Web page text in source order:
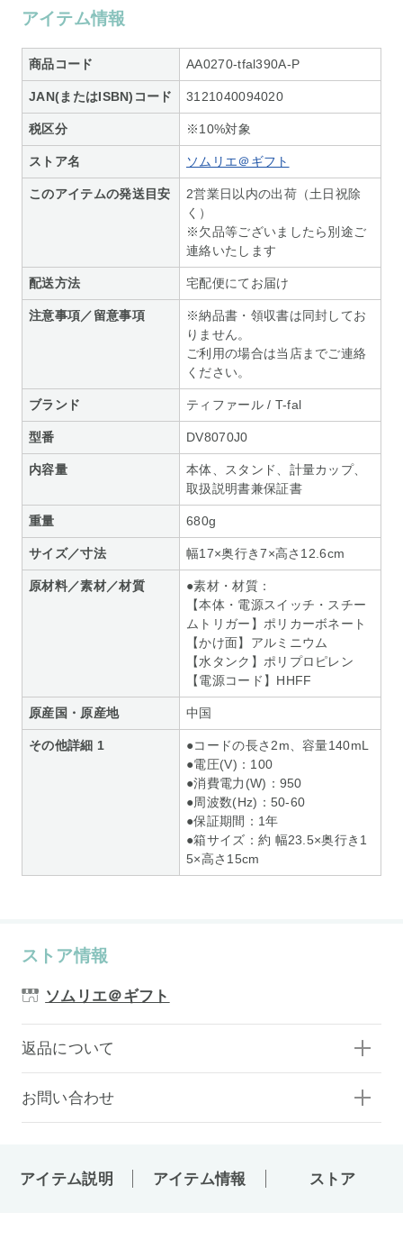
アイテム情報
商品コード AA0270-tfal390A-P
JAN(またはISBN)コード 3121040094020
税区分 ※10%対象
ストア名 ソムリエ＠ギフト
このアイテムの発送目安
2営業日以内の出荷（土日祝除
く）
※欠品等ございましたら別途ご
連絡いたします
配送方法 宅配便にてお届け
注意事項／留意事項
※納品書・領収書は同封してお
りません。
ご利用の場合は当店までご連絡
ください。
ブランド ティファール / T-fal
型番 DV8070J0
内容量
本体、スタンド、計量カップ、
取扱説明書兼保証書
重量 680g
サイズ／寸法 幅17×奥行き7×高さ12.6cm
原材料／素材／材質
●素材・材質：
【本体・電源スイッチ・スチー
ムトリガー】ポリカーボネート
【かけ面】アルミニウム
【水タンク】ポリプロピレン
【電源コード】HHFF
原産国・原産地 中国
その他詳細 1
●コードの長さ2m、容量140mL
●電圧(V)：100
●消費電力(W)：950
●周波数(Hz)：50-60
●保証期間：1年
●箱サイズ：約 幅23.5×奥行き1
5×高さ15cm
ストア情報
ソムリエ＠ギフト
返品について
お問い合わせ
アイテム説明 アイテム情報 ストア